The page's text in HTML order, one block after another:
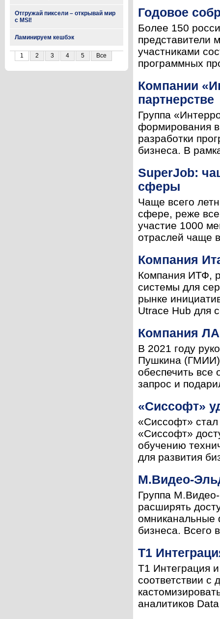
Отгружай пиксели – открывай мир
с MSI!
Ламинируем кешбэк
1 2 3 4 5 Все
Годовое
Более 150
представители
участниками
программных
Компании
партнерстве
Группа
формирования
разработки
бизнеса. В
SuperJob:
сферы
Чаще всего
сфере, реже
участие 1000
отраслей чаще
Компания
Компания ИТФ,
системы для
рынке
Utrace Hub для
Компания
В 2021 году
Пушкина (ГМИИ)
обеспечить
запрос и
«Сиссофт»
«Сиссофт» стал
«Сиссофт»
обучению
для развития
М.Видео-
Группа
расширять
омниканальные
бизнеса. Всего
Т1
Т1 Интеграция
соответствии с
аналитиков